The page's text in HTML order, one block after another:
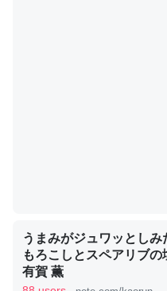
昆虫ってカルシウム少な
コオロギのカルシウム分
─ニュース :: 【研究発表】昆
論文では「淡水はカルシ
利だから両方が拮抗して
いる鋏角類（カブトガニ
うまみがジュワッとしみ
もろこしとスペアリブの
有賀 薫